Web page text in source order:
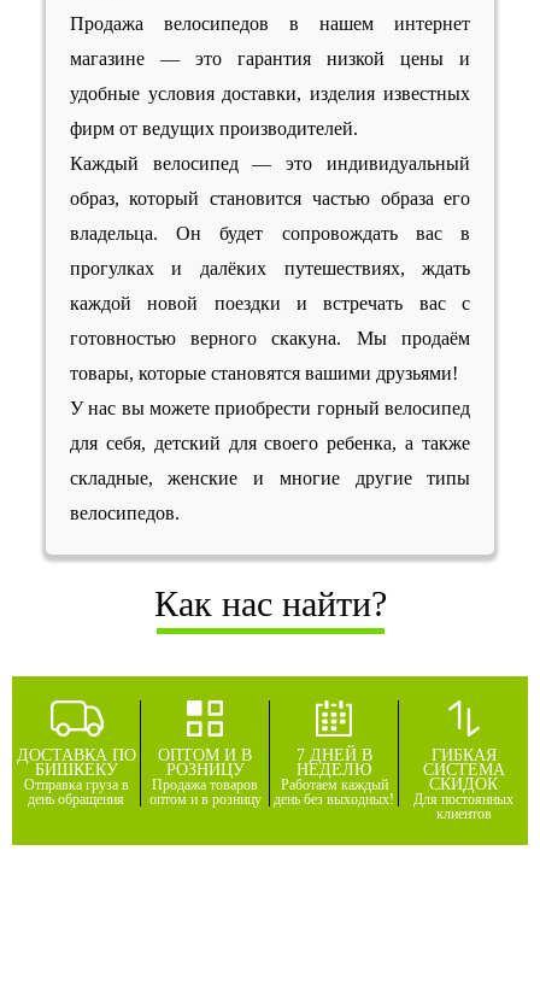
Продажа велосипедов в нашем интернет
магазине — это гарантия низкой цены и
удобные условия доставки, изделия известных
фирм от ведущих производителей.
Каждый велосипед — это индивидуальный
образ, который становится частью образа его
владельца. Он будет сопровождать вас в
прогулках и далёких путешествиях, ждать
каждой новой поездки и встречать вас с
готовностью верного скакуна. Мы продаём
товары, которые становятся вашими друзьями!
У нас вы можете приобрести горный велосипед
для себя, детский для своего ребенка, а также
складные, женские и многие другие типы
велосипедов.
Как нас найти?
ДОСТАВКА ПО
БИШКЕКУ
Отправка груза в
день обращения
ОПТОМ И В
РОЗНИЦУ
Продажа товаров
оптом и в розницу
7 ДНЕЙ В
НЕДЕЛЮ
Работаем каждый
день без выходных!
ГИБКАЯ
СИСТЕМА
СКИДОК
Для постоянных
клиентов